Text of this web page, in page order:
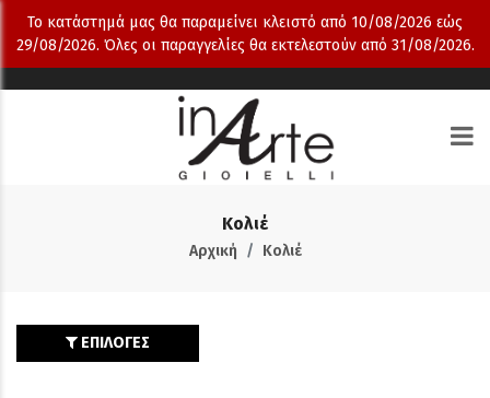
Το κατάστημά μας θα παραμείνει κλειστό από 10/08/2026 εώς
29/08/2026. Όλες οι παραγγελίες θα εκτελεστούν από 31/08/2026.
Κολιέ
Αρχική Κολιέ
ΕΠΙΛΟΓΕΣ